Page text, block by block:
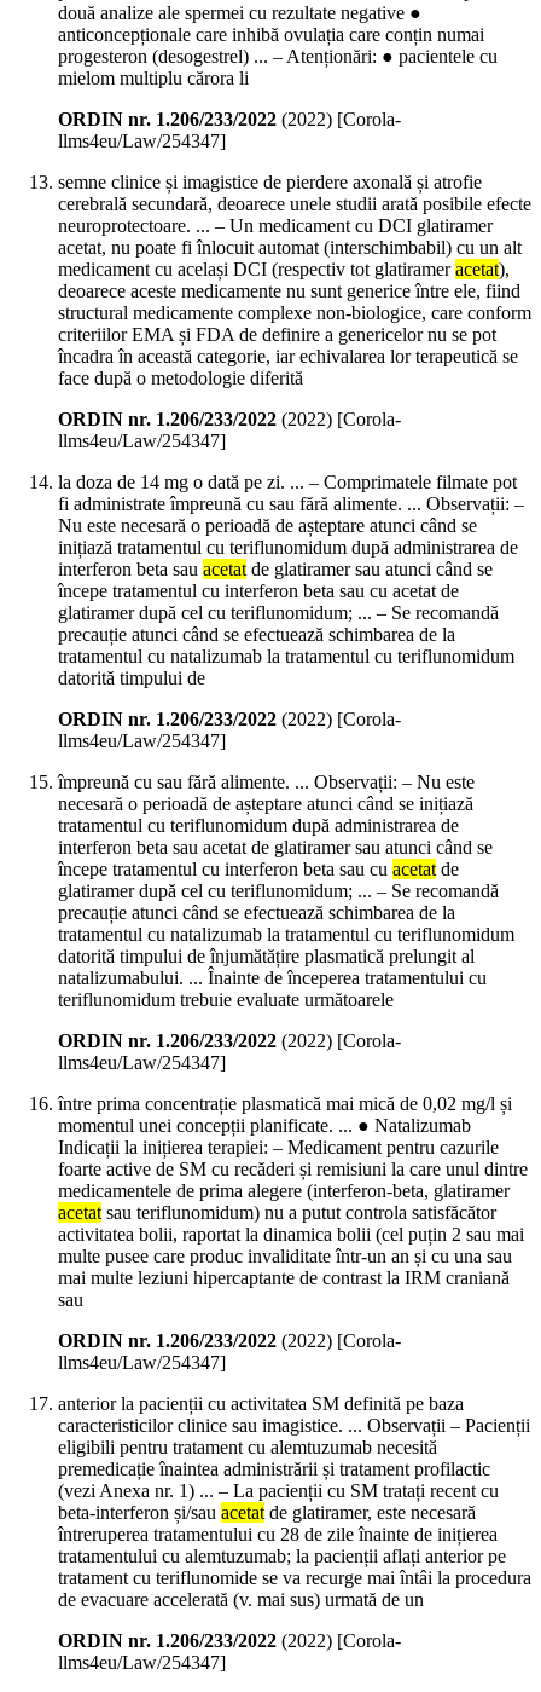
două analize ale spermei cu rezultate negative ●
anticoncepționale care inhibă ovulația care conțin numai
progesteron (desogestrel) ... – Atenționări: ● pacientele cu
mielom multiplu cărora li
ORDIN nr. 1.206/233/2022 (2022) [Corola-
llms4eu/Law/254347]
semne clinice și imagistice de pierdere axonală și atrofie
cerebrală secundară, deoarece unele studii arată posibile efecte
neuroprotectoare. ... – Un medicament cu DCI glatiramer
acetat, nu poate fi înlocuit automat (interschimbabil) cu un alt
medicament cu același DCI (respectiv tot glatirameracetat),
deoarece aceste medicamente nu sunt generice între ele, fiind
structural medicamente complexe non-biologice, care conform
criteriilor EMA și FDA de definire a genericelor nu se pot
încadra în această categorie, iar echivalarea lor terapeutică se
face după o metodologie diferită
ORDIN nr. 1.206/233/2022 (2022) [Corola-
llms4eu/Law/254347]
la doza de 14 mg o dată pe zi. ... – Comprimatele filmate pot
fi administrate împreună cu sau fără alimente. ... Observații: –
Nu este necesară o perioadă de așteptare atunci când se
inițiază tratamentul cu teriflunomidum după administrarea de
interferon beta sau acetatde glatiramer sau atunci când se
începe tratamentul cu interferon beta sau cu acetat de
glatiramer după cel cu teriflunomidum; ... – Se recomandă
precauție atunci când se efectuează schimbarea de la
tratamentul cu natalizumab la tratamentul cu teriflunomidum
datorită timpului de
ORDIN nr. 1.206/233/2022 (2022) [Corola-
llms4eu/Law/254347]
împreună cu sau fără alimente. ... Observații: – Nu este
necesară o perioadă de așteptare atunci când se inițiază
tratamentul cu teriflunomidum după administrarea de
interferon beta sau acetat de glatiramer sau atunci când se
începe tratamentul cu interferon beta sau cu acetatde
glatiramer după cel cu teriflunomidum; ... – Se recomandă
precauție atunci când se efectuează schimbarea de la
tratamentul cu natalizumab la tratamentul cu teriflunomidum
datorită timpului de înjumătățire plasmatică prelungit al
natalizumabului. ... Înainte de începerea tratamentului cu
teriflunomidum trebuie evaluate următoarele
ORDIN nr. 1.206/233/2022 (2022) [Corola-
llms4eu/Law/254347]
între prima concentrație plasmatică mai mică de 0,02 mg/l și
momentul unei concepții planificate. ... ● Natalizumab
Indicații la inițierea terapiei: – Medicament pentru cazurile
foarte active de SM cu recăderi și remisiuni la care unul dintre
medicamentele de prima alegere (interferon-beta, glatiramer
acetatsau teriflunomidum) nu a putut controla satisfăcător
activitatea bolii, raportat la dinamica bolii (cel puțin 2 sau mai
multe pusee care produc invaliditate într-un an și cu una sau
mai multe leziuni hipercaptante de contrast la IRM craniană
sau
ORDIN nr. 1.206/233/2022 (2022) [Corola-
llms4eu/Law/254347]
anterior la pacienții cu activitatea SM definită pe baza
caracteristicilor clinice sau imagistice. ... Observații – Pacienții
eligibili pentru tratament cu alemtuzumab necesită
premedicație înaintea administrării și tratament profilactic
(vezi Anexa nr. 1) ... – La pacienții cu SM tratați recent cu
beta-interferon și/sau acetatde glatiramer, este necesară
întreruperea tratamentului cu 28 de zile înainte de inițierea
tratamentului cu alemtuzumab; la pacienții aflați anterior pe
tratament cu teriflunomide se va recurge mai întâi la procedura
de evacuare accelerată (v. mai sus) urmată de un
ORDIN nr. 1.206/233/2022 (2022) [Corola-
llms4eu/Law/254347]